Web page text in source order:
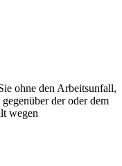
ohne den Arbeitsunfall,
der oder dem
wegen